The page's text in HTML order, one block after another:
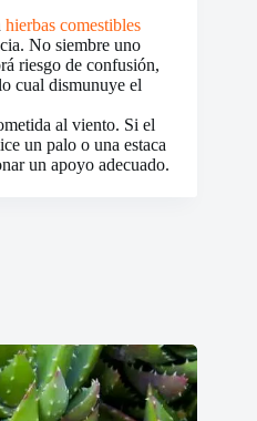
hierbas comestibles
No siembre uno
riesgo de confusión,
cual dismunuye el
al viento. Si el
un palo o una estaca
un apoyo adecuado.